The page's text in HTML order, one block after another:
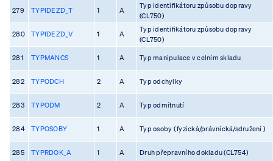
279 TYPIDEZD_T 1 A
Typ identifikátoru způsobu dopravy
(CL750)
280 TYPIDEZD_V 1 A
Typ identifikátoru způsobu dopravy
(CL750)
281 TYPMANCS 1 A Typ manipulace v celním skladu
282 TYPODCH 2 A Typ odchylky
283 TYPODM 2 A Typ odmítnutí
284 TYPOSOBY 1 A Typ osoby ( fyzická/právnická/sdružení )
285 TYPRDOK_A 1 A Druh přepravního dokladu (CL754)